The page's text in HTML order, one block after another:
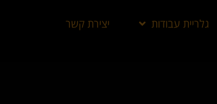
גלריית עבודות יצירת קשר